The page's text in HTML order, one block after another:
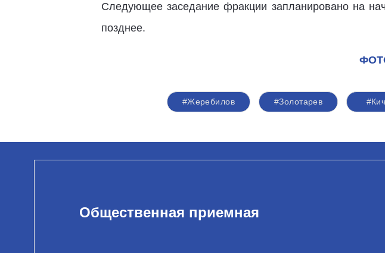
Следующее заседание фракции запланировано на
позднее.
#Жеребилов #Золотарев
Общественная приемная